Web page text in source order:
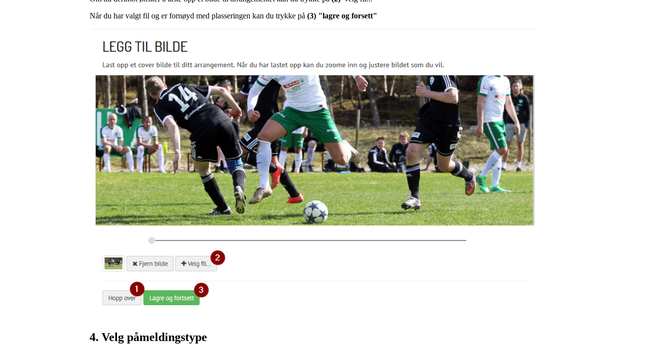
Når du har valgt fil og er fornøyd med plasseringen kan du trykke på (3) "lagre og forsett"
4. Velg påmeldingstype